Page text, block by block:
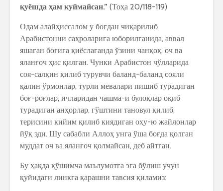
қуёшда ҳам куймайсан.” (Тоҳа 20/118-119)
Одам алайҳиссалом у боғдан чиқарилиб
Арабистонни саҳроларига юборилганида, аввал
яшаган боғига қиёслаганда ўзини чанқоқ, оч ва
яланғоч ҳис қилган. Чунки Арабистон чўлларида
соя-салқин қилиб турувчи баланд-баланд сояли
қалин ўрмонлар, турли мевалари пишиб турадиган
боғ-роғлар, ичларидан чашма-и булоқлар оқиб
турадиган анҳорлар, гўштини тановул қилиб,
терисини кийим қилиб киядиган оҳу-ю жайлонлар
йўқ эди. Шу сабабли Аллоҳ унга ўша боғда қолган
муддат оч ва яланғоч қолмайсан, деб айтган.
Бу ҳақда қўшимча маълумотга эга бўлиш учун
қуйидаги линкга қарашни тавсия қиламиз: